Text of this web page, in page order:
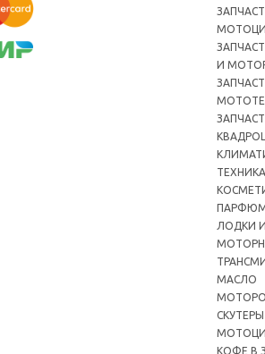
И
ТЕХНИКА
ЛОДКИ
МАСЛО
СКУТЕРЫ
КОФЕ В